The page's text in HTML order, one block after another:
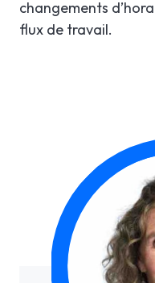
changements
flux de travail.